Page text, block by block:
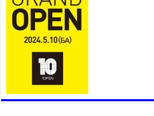
2026 оны 7 сар 27 / 9 цаг 19 минут
Ерөнхий хяналтын хоёр удаагийн сонсголд 345
хүн оролцжээ
2026 оны 7 сар 27 / 9 цаг 13 минут
Хянан шалгах түр хорооны нотлох баримттай
нээлттэй танилцах боломжтой боллоо.
2026 оны 7 сар 23 / 15 цаг 58 минут
Дүүжин замын тээвэр энэ оны 12 дугаар сард
ашиглалтад бүрэн орно